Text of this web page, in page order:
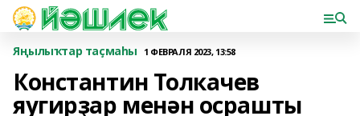
Яңылыҡтар таҫмаһы 1 ФЕВРАЛЯ 2023, 13:58
Константин Толкачев
яугирҙар менән осрашты